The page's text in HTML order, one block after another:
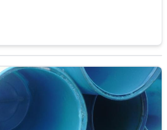
Зеленый позиционирование: Унисекс
2,0 евро 2 нав. упаковка: Книжка ПВХ
Плотность ткани: 110 гр/м Тип
(бесшовная) Застежка на